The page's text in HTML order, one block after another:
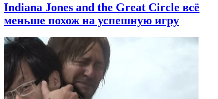
Indiana Jones and the Great Circle всё
меньше похож на успешную игру